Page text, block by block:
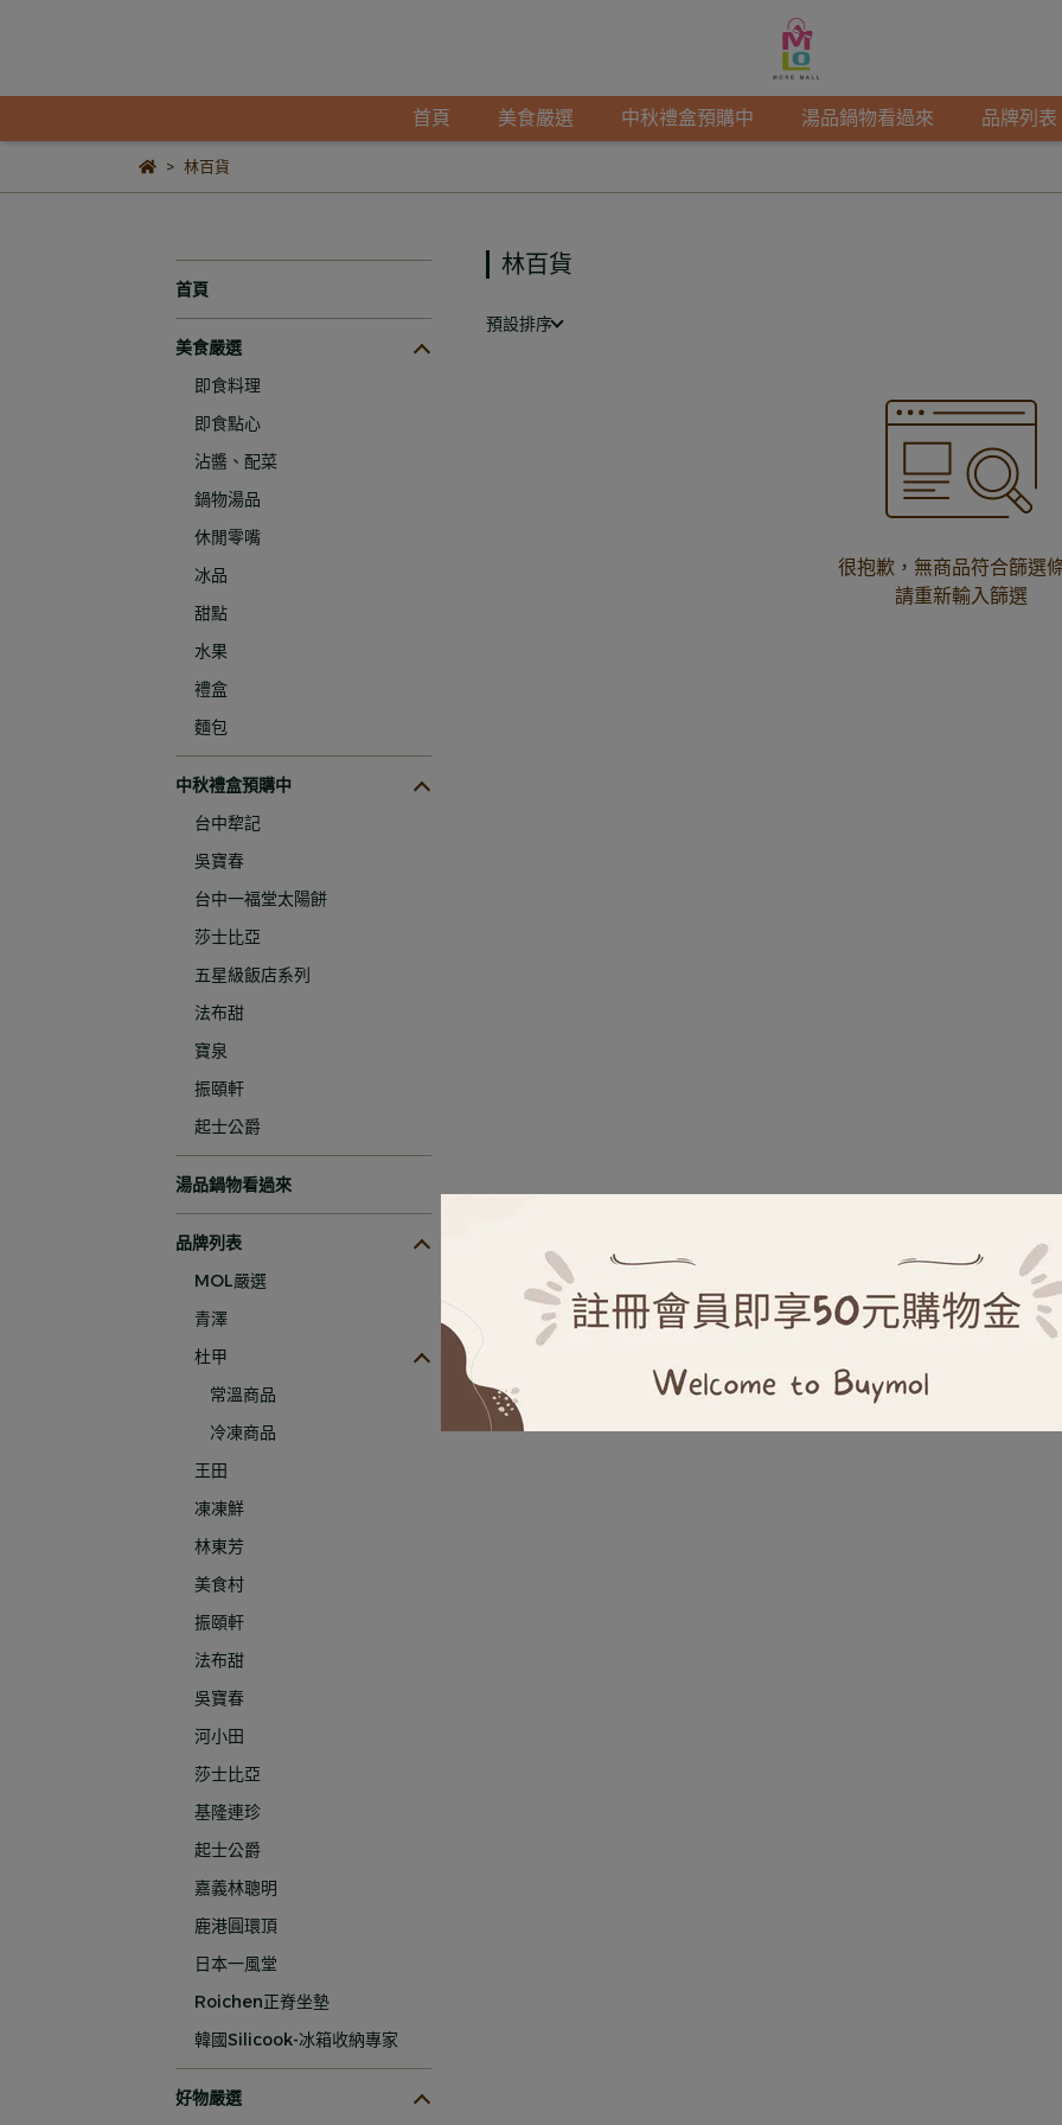
首頁 美食嚴選 中秋禮盒預購中 湯品鍋物看過來 品牌列表
林百貨
首頁
美食嚴選
即食料理
即食點心
沾醬、配菜
鍋物湯品
休閒零嘴
冰品
甜點
水果
禮盒
麵包
中秋禮盒預購中
台中犂記
吳寶春
台中一福堂太陽餅
莎士比亞
五星級飯店系列
法布甜
寶泉
振頤軒
起士公爵
湯品鍋物看過來
品牌列表
MOL嚴選
青澤
杜甲
常溫商品
冷凍商品
王田
凍凍鮮
林東芳
美食村
振頤軒
法布甜
吳寶春
河小田
莎士比亞
基隆連珍
起士公爵
嘉義林聰明
鹿港圓環頂
日本一風堂
Roichen正脊坐墊
韓國Silicook-冰箱收納專家
好物嚴選
林百貨
預設排序
很抱歉，無商品符合篩選
請重新輸入篩選